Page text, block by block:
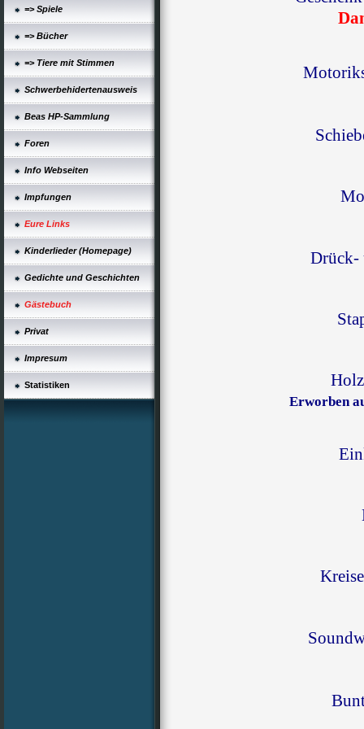
=> Spiele
=> Bücher
=> Tiere mit Stimmen
Schwerbehidertenausweis
Beas HP-Sammlung
Foren
Info Webseiten
Impfungen
Eure Links
Kinderlieder (Homepage)
Gedichte und Geschichten
Gästebuch
Privat
Impresum
Statistiken
Drück-
Erworben